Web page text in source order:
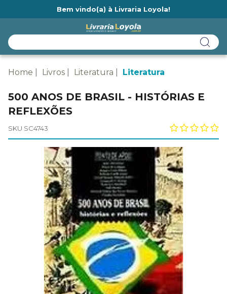
Bem vindo(a) à Livraria Loyola!
Home Livros Literatura Literatura
500 ANOS DE BRASIL - HISTÓRIAS E
REFLEXÕES
SKU SC4743